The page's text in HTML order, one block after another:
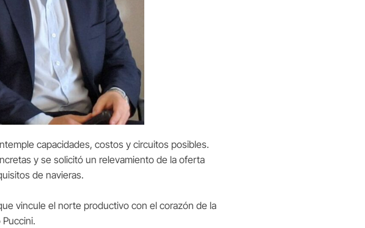
capacidades, costos y circuitos posibles.
y se solicitó un relevamiento de la oferta
de navieras.
vincule el norte productivo con el corazón de la